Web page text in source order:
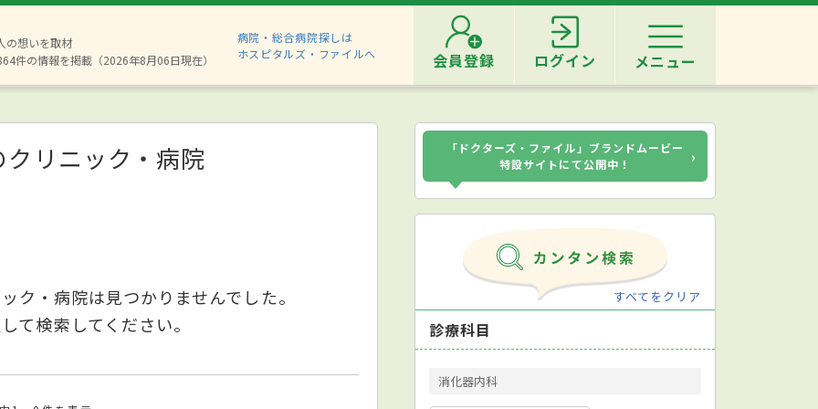
の想いを取材
件の情報を掲載（2026年8月06日現在）
病院・総合病院探しは
ホスピタルズ・ファイルへ
会員登録 ログイン メニュー
クリニック・病院
ク・病院は見つかりませんでした。
て検索してください。
「ドクターズ・ファイル」ブランドムービー
特設サイトにて公開中！
›
すべてをクリア
診療科目
消化器内科